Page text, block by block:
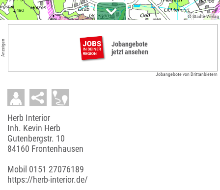
© Städte-Verlag
Anzeigen
Jobangebote
jetzt ansehen
Jobangebote von Drittanbietern
Herb Interior
Inh. Kevin Herb
Gutenbergstr. 10
84160 Frontenhausen
Mobil 0151 27076189
https://herb-interior.de/